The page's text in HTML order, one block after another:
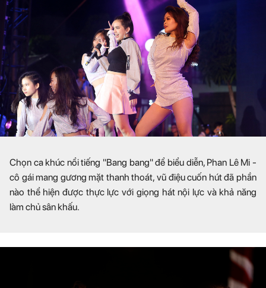
Chọn ca khúc nổi tiếng "Bang bang" để biểu diễn, Phan Lê Mi -
cô gái mang gương mặt thanh thoát, vũ điệu cuốn hút đã phần
nào thể hiện được thực lực với giọng hát nội lực và khả năng
làm chủ sân khấu.